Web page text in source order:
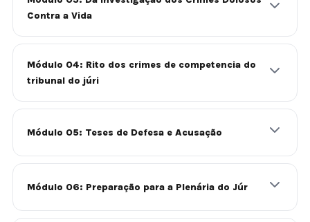
Contra a Vida
Módulo 04: Rito dos crimes de competencia do
tribunal do júri
Módulo 05: Teses de Defesa e Acusação
Módulo 06: Preparação para a Plenária do Júr